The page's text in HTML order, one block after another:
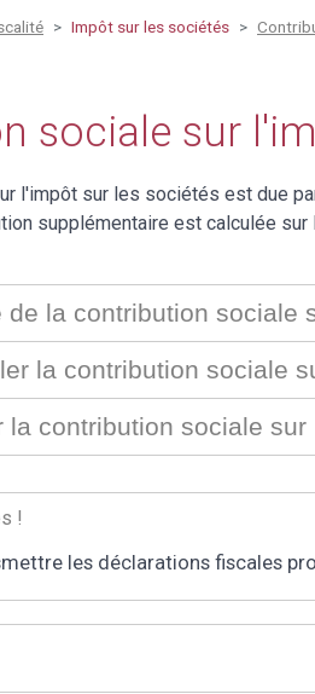
Impôt sur les sociétés
sociale sur
l'impôt sur les sociétés est due
supplémentaire est calculée
de la contribution sociale
la contribution sociale
la contribution sociale sur
!
les déclarations fiscales